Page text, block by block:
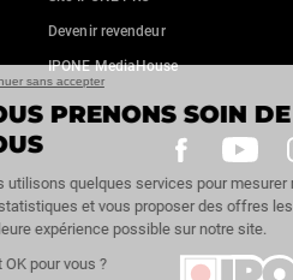
Continuer sans accepter
NOUS PRENONS
VOUS
Nous utilisons quelques services pour
des statistiques et vous proposer des
meilleure expérience possible sur notre
C'est OK pour vous ?
Devenir revendeur
IPONE MediaHouse